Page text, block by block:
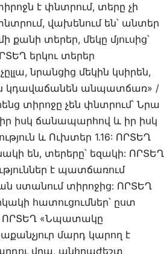
է փնտրում, տերը չի
վախենում են՝ անտեր
տերեր, մեկը մյուսից՝
երկու տերեր
նրանցից մեկին կսիրեն,
կդավաճանեն անպատճառ» /
տիրոջը չեն փնտրում՝ Նրա
իր իսկ ճանապարհով և իր իսկ
և Ուխտեր 1.16: ՈՐՏԵՂ
են, տերերը՝ եզակի: ՈՐՏԵՂ
է պատճառում
ստանում տիրոջից: ՈՐՏԵՂ
հատուցումներ՝ ըստ
ՈՐՏԵՂ «Նպատակը
մարդ կարող է
վրա, անհրաժեշտ